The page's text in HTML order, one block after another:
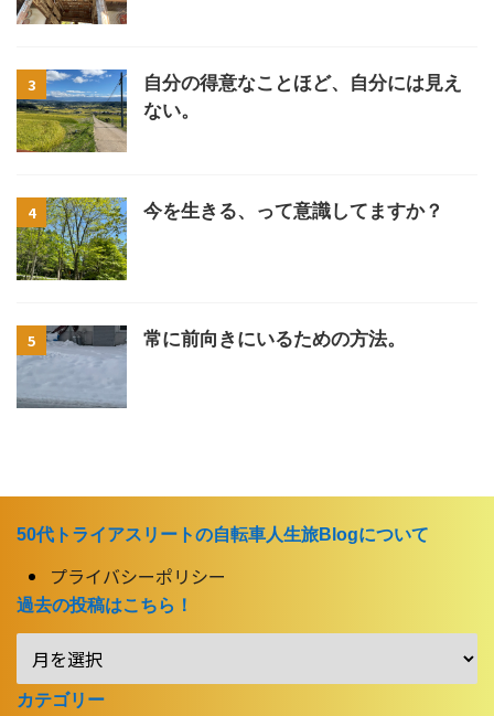
3
自分の得意なことほど、自分には見え
ない。
4 今を生きる、って意識してますか？
5 常に前向きにいるための方法。
50代トライアスリートの自転車人生旅Blogについて
プライバシーポリシー
過去の投稿はこちら！
カテゴリー